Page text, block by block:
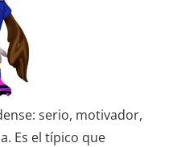
serio, motivador,
Es el típico que